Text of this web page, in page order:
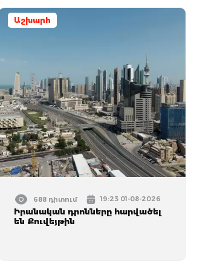
Աշխարհ
688 դիտում 19:23 01-08-2026
Իրանական դրոնները հարվածել
են Քուվեյթին